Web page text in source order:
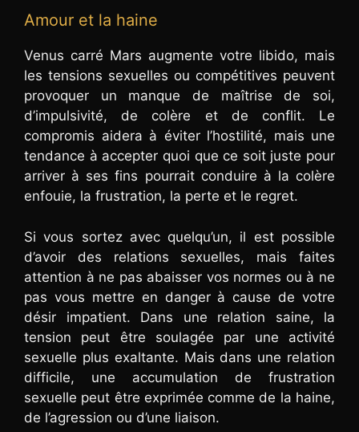
Amour et la haine
Venus carré Mars augmente votre libido, mais
les tensions sexuelles ou compétitives peuvent
provoquer un manque de maîtrise de soi,
d’impulsivité, de colère et de conflit. Le
compromis aidera à éviter l’hostilité, mais une
tendance à accepter quoi que ce soit juste pour
arriver à ses fins pourrait conduire à la colère
enfouie, la frustration, la perte et le regret.
Si vous sortez avec quelqu’un, il est possible
d’avoir des relations sexuelles, mais faites
attention à ne pas abaisser vos normes ou à ne
pas vous mettre en danger à cause de votre
désir impatient. Dans une relation saine, la
tension peut être soulagée par une activité
sexuelle plus exaltante. Mais dans une relation
difficile, une accumulation de frustration
sexuelle peut être exprimée comme de la haine,
de l’agression ou d’une liaison.